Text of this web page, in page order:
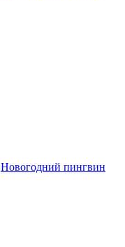
Новогодний пингвин